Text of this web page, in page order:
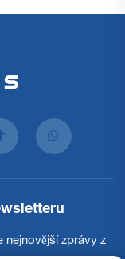
nejnovější zprávy z